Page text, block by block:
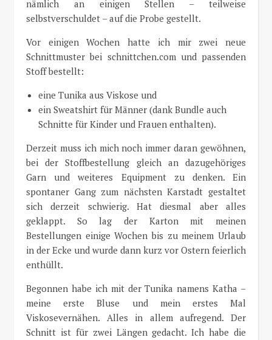
nämlich an einigen Stellen – teilweise
selbstverschuldet – auf die Probe gestellt.
Vor einigen Wochen hatte ich mir zwei neue
Schnittmuster bei schnittchen.com und passenden
Stoff bestellt:
eine Tunika aus Viskose und
ein Sweatshirt für Männer (dank Bundle auch
Schnitte für Kinder und Frauen enthalten).
Derzeit muss ich mich noch immer daran gewöhnen,
bei der Stoffbestellung gleich an dazugehöriges
Garn und weiteres Equipment zu denken. Ein
spontaner Gang zum nächsten Karstadt gestaltet
sich derzeit schwierig. Hat diesmal aber alles
geklappt. So lag der Karton mit meinen
Bestellungen einige Wochen bis zu meinem Urlaub
in der Ecke und wurde dann kurz vor Ostern feierlich
enthüllt.
Begonnen habe ich mit der Tunika namens Katha –
meine erste Bluse und mein erstes Mal
Viskosevernähen. Alles in allem aufregend. Der
Schnitt ist für zwei Längen gedacht. Ich habe die